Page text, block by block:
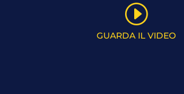
I
GUARDA IL VIDEO